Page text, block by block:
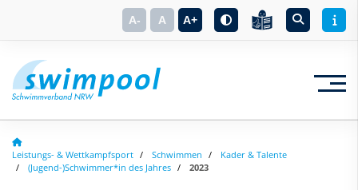
A- A A+
Suchbegriff eingeben
Leistungs- & Wettkampfsport Schwimmen
Kader & Talente
(Jugend-)Schwimmer*in des Jahres
2023